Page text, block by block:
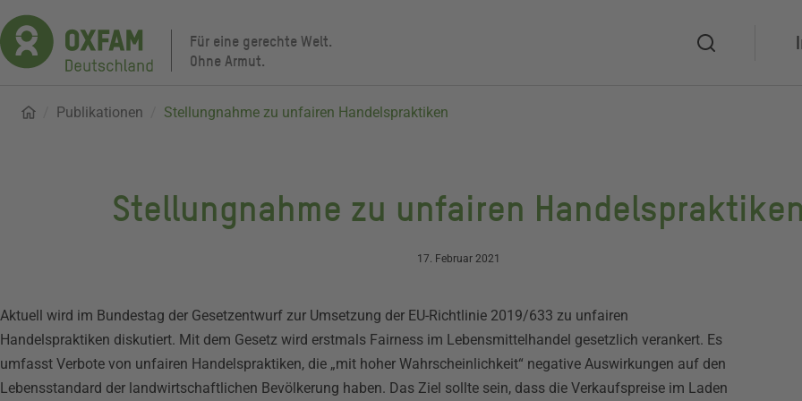
Direkt
zum
Inhalt
Für eine gerechte Welt.
Ohne Armut.
Suche
Pfadnavigation
Startseite
Publikationen Stellungnahme zu unfairen Handelspraktiken
Stellungnahme zu unfairen Handelspraktiken
17. Februar 2021
Aktuell wird im Bundestag der Gesetzentwurf zur Umsetzung der EU-Richtlinie 2019/633 zu unfairen
Handelspraktiken diskutiert. Mit dem Gesetz wird erstmals Fairness im Lebensmittelhandel gesetzlich verankert. Es
umfasst Verbote von unfairen Handelspraktiken, die „mit hoher Wahrscheinlichkeit“ negative Auswirkungen auf den
Lebensstandard der landwirtschaftlichen Bevölkerung haben. Das Ziel sollte sein, dass die Verkaufspreise im Laden